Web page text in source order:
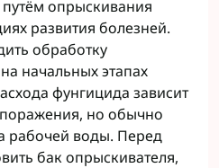
опрыскивания
развития болезней.
обработку
начальных этапах
фунгицида зависит
поражения, но обычно
рабочей воды. Перед
бак опрыскивателя,